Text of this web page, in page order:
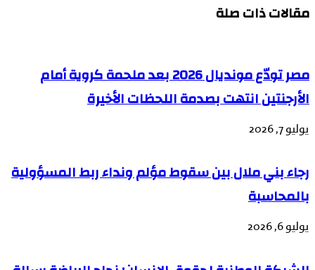
مقالات ذات صلة
مصر تودّع مونديال 2026 بعد ملحمة كروية أمام
الأرجنتين انتهت بصدمة اللحظات الأخيرة
يوليو 7, 2026
رجاء بني ملال بين سقوط مؤلم ونداء ربط المسؤولية
بالمحاسبة
يوليو 6, 2026